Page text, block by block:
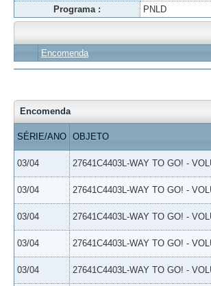
Programa :
PNLD
Encomenda
Encomenda
SÉRIE/ANO OBJETO
03/04 27641C4403L-WAY TO GO! -
03/04 27641C4403L-WAY TO GO! -
03/04 27641C4403L-WAY TO GO! -
03/04 27641C4403L-WAY TO GO! -
03/04 27641C4403L-WAY TO GO! -